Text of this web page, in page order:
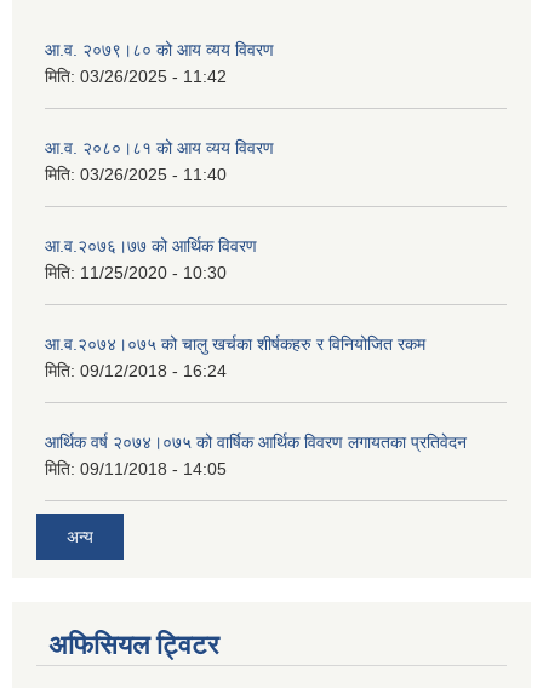
आ.व. २०७९।८० को आय व्यय विवरण
मिति: 03/26/2025 - 11:42
आ.व. २०८०।८१ को आय व्यय विवरण
मिति: 03/26/2025 - 11:40
आ.व.२०७६।७७ को आर्थिक विवरण
मिति: 11/25/2020 - 10:30
आ.व.२०७४।०७५ को चालु खर्चका शीर्षकहरु र विनियोजित रकम
मिति: 09/12/2018 - 16:24
आर्थिक वर्ष २०७४।०७५ को वार्षिक आर्थिक विवरण लगायतका प्रतिवेदन
मिति: 09/11/2018 - 14:05
अन्य
अफिसियल ट्विटर